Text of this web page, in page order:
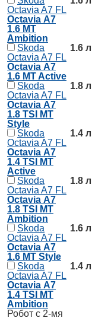
Octavia A7 FL
Octavia А7
1.6 MT
Ambition
Skoda
Octavia A7 FL
Octavia А7
1.6 MT Active
1.6 л
Skoda
Octavia A7 FL
Octavia А7
1.8 TSI MT
Style
1.8 л
Skoda
Octavia A7 FL
Octavia А7
1.4 TSI MT
Active
1.4 л
Skoda
Octavia A7 FL
Octavia А7
1.8 TSI MT
Ambition
1.8 л
Skoda
Octavia A7 FL
Octavia А7
1.6 MT Style
1.6 л
Skoda
Octavia A7 FL
Octavia А7
1.4 TSI MT
Ambition
1.4 л
Робот с 2-мя